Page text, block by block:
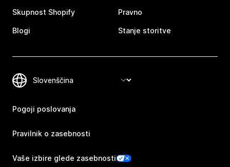
Skupnost Shopify
Blogi
Pravno
Stanje storitve
Pogoji poslovanja
Pravilnik o zasebnosti
Vaše izbire glede zasebnosti